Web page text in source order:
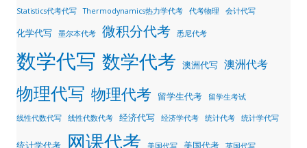
Statistics代考代写 Thermodynamics热力学代考 代考物理 会计代写
化学代写 墨尔本代考 微积分代考 悉尼代考
数学代写 数学代考 澳洲代写 澳洲代考
物理代写 物理代考 留学生代考 留学生考试
线性代数代写 线性代数代考 经济代写 经济学代考 统计代考 统计学代写
统计学代考 网课代考 美国代写 美国代考 英国代写